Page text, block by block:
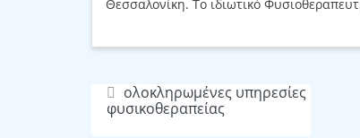
Θεσσαλονίκη. Το ιδιωτικό
ολοκληρωμένες υπηρεσίες
φυσικοθεραπείας